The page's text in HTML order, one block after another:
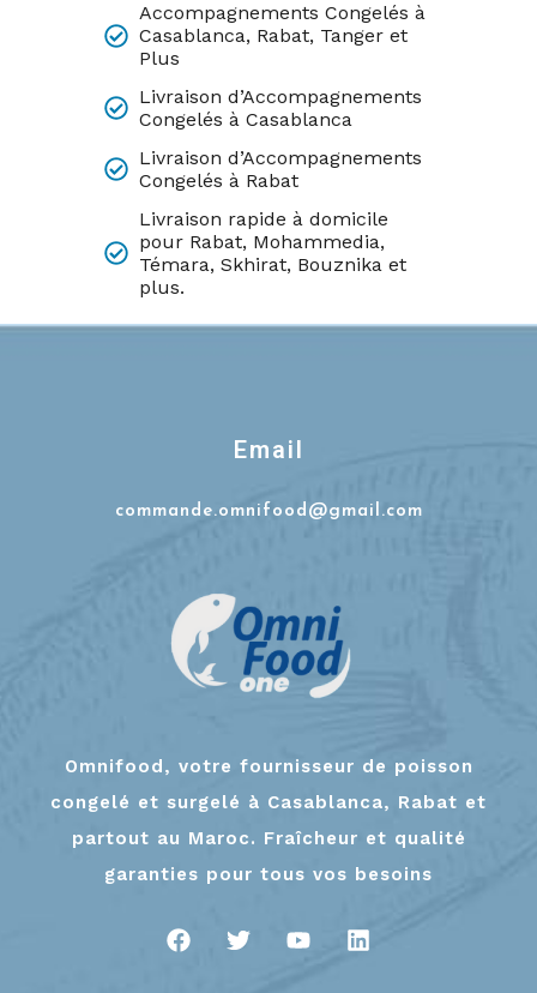
Accompagnements Congelés à
Casablanca, Rabat, Tanger et
Plus
Livraison d’Accompagnements
Congelés à Casablanca
Livraison d’Accompagnements
Congelés à Rabat
Livraison rapide à domicile
pour Rabat, Mohammedia,
Témara, Skhirat, Bouznika et
plus.
Email
commande.omnifood@gmail.com
Omnifood, votre fournisseur de poisson
congelé et surgelé à Casablanca, Rabat et
partout au Maroc. Fraîcheur et qualité
garanties pour tous vos besoins